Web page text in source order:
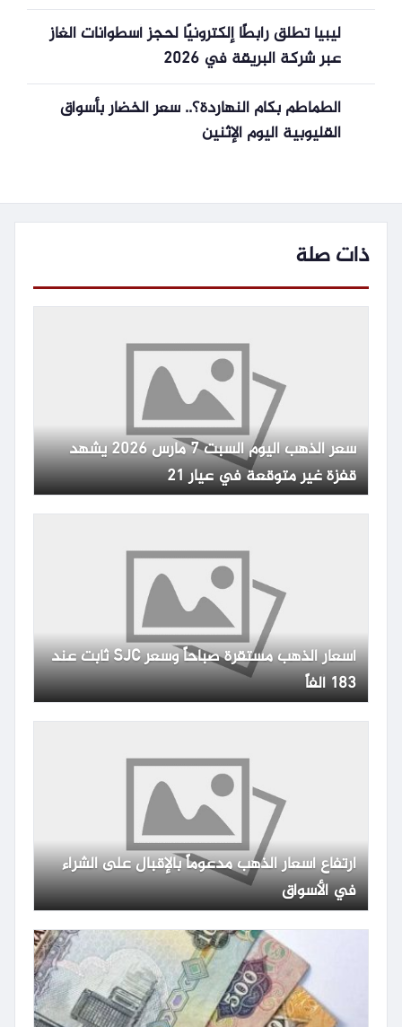
ليبيا تطلق رابطًا إلكترونيًا لحجز أسطوانات الغاز
عبر شركة البريقة في 2026
الطماطم بكام النهاردة؟.. سعر الخضار بأسواق
القليوبية اليوم الإثنين
ذات صلة
سعر الذهب اليوم السبت 7 مارس 2026 يشهد
قفزة غير متوقعة في عيار 21
أسعار الذهب مستقرة صباحاً وسعر SJC ثابت عند
183 ألفاً
ارتفاع أسعار الذهب مدعوماً بالإقبال على الشراء
في الأسواق